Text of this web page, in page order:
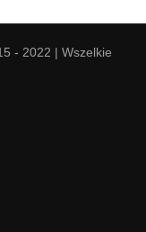
- 2022 | Wszelkie